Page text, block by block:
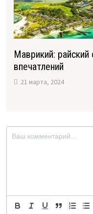
Маврикий:
впечатлений
21 марта, 2024